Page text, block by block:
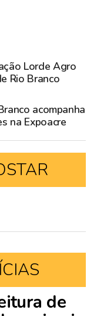
Lorde Agro
Rio Branco
acompanha
na Expoacre
de